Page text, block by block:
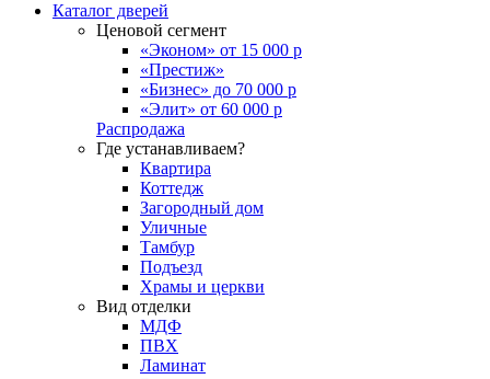
Каталог дверей
Ценовой сегмент
«Эконом» от 15 000 р
«Престиж»
«Бизнес» до 70 000 р
«Элит» от 60 000 р
Распродажа
Где устанавливаем?
Квартира
Коттедж
Загородный дом
Уличные
Тамбур
Подъезд
Храмы и церкви
Вид отделки
МДФ
ПВХ
Ламинат